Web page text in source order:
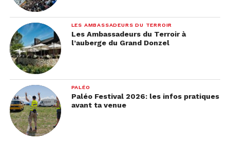
LES AMBASSADEURS DU TERROIR
Les Ambassadeurs du Terroir à
l’auberge du Grand Donzel
PALÉO
Paléo Festival 2026: les infos pratiques
avant ta venue